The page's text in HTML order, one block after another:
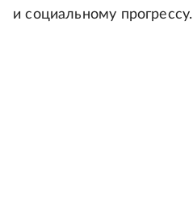
и социальному прогрессу.